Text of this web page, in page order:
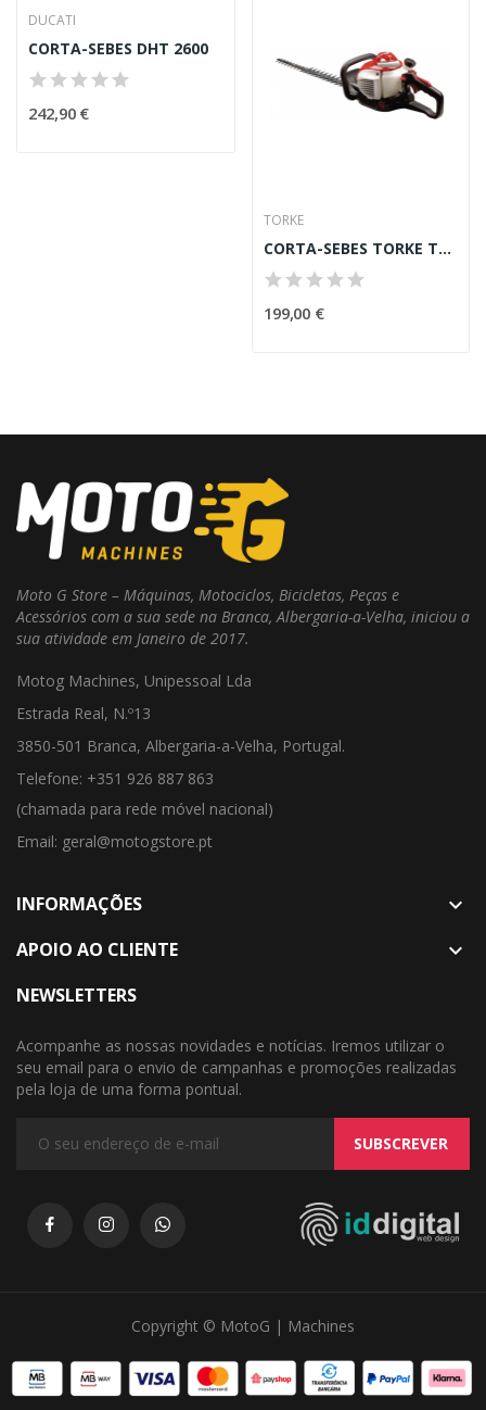
DUCATI
CORTA-SEBES DHT 2600
242,90 €
TORKE
CORTA-SEBES TORKE TCS245D
199,00 €
Moto G Store – Máquinas, Motociclos, Bicicletas, Peças e
Acessórios com a sua sede na Branca, Albergaria-a-Velha, iniciou a
sua atividade em Janeiro de 2017.
Motog Machines, Unipessoal Lda
Estrada Real, N.º13
3850-501 Branca, Albergaria-a-Velha, Portugal.
Telefone: +351 926 887 863
(chamada para rede móvel nacional)
Email: geral@motogstore.pt
INFORMAÇÕES 
APOIO AO CLIENTE 
NEWSLETTERS
Acompanhe as nossas novidades e notícias. Iremos utilizar o
seu email para o envio de campanhas e promoções realizadas
pela loja de uma forma pontual.
SUBSCREVER
Copyright © MotoG | Machines